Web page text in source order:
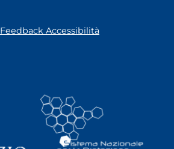
Feedback Accessibilità